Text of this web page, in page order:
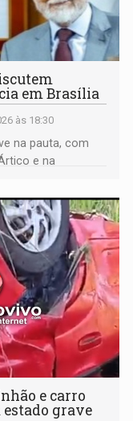
em Brasília
às 18:30
na pauta, com
e na
e carro
grave